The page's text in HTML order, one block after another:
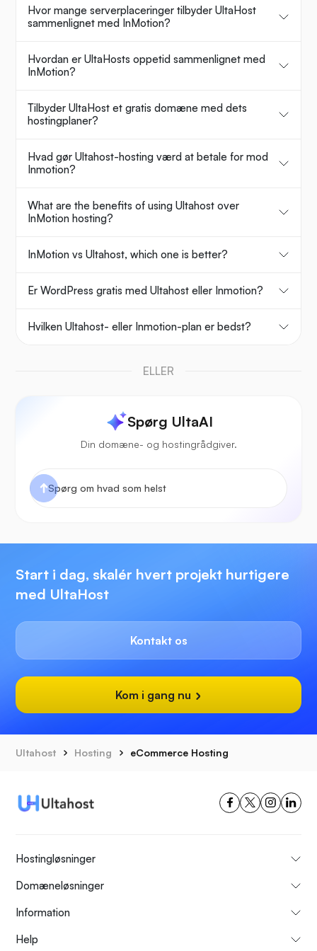
Hvor mange serverplaceringer tilbyder UltaHost
sammenlignet med InMotion?
Hvordan er UltaHosts oppetid sammenlignet med
InMotion?
Tilbyder UltaHost et gratis domæne med dets
hostingplaner?
Hvad gør Ultahost-hosting værd at betale for mod
Inmotion?
What are the benefits of using Ultahost over
InMotion hosting?
InMotion vs Ultahost, which one is better?
Er WordPress gratis med Ultahost eller Inmotion?
Hvilken Ultahost- eller Inmotion-plan er bedst?
ELLER
Spørg UltaAI
Din domæne- og hostingrådgiver.
Start i dag, skalér hvert projekt hurtigere
med UltaHost
Kontakt os
Kom i gang nu
Ultahost Hosting eCommerce Hosting
Hostingløsninger
Domæneløsninger
Information
Help